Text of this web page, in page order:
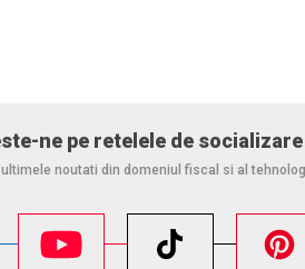
ne pe retelele de socializare
noutati din domeniul fiscal si al